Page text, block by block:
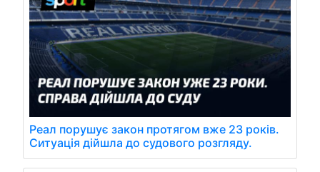
Реал порушує закон протягом вже 23 років.
Ситуація дійшла до судового розгляду.